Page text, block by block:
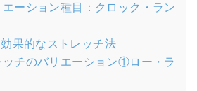
ーション種目：クロック・ラン
果的なストレッチ法
ッチのバリエーション①ロー・ラ